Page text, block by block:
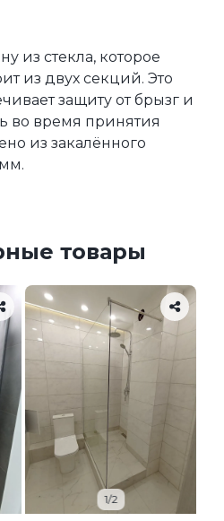
из стекла, которое
из двух секций. Это
защиту от брызг и
во время принятия
из закалённого
товары
1/2